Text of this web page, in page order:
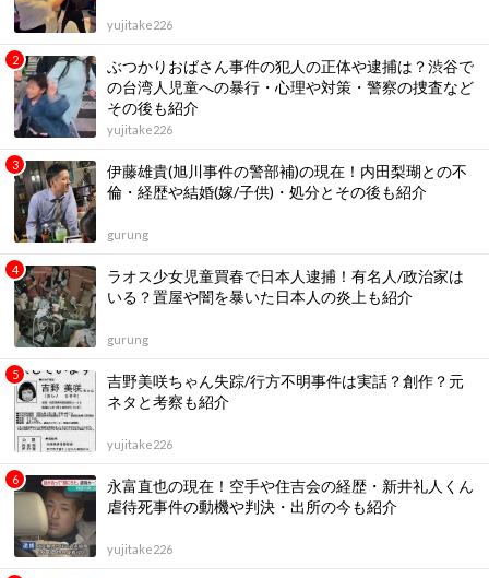
yujitake226
ぶつかりおばさん事件の犯人の正体や逮捕は？渋谷で
の台湾人児童への暴行・心理や対策・警察の捜査など
その後も紹介
yujitake226
伊藤雄貴(旭川事件の警部補)の現在！内田梨瑚との不
倫・経歴や結婚(嫁/子供)・処分とその後も紹介
gurung
ラオス少女児童買春で日本人逮捕！有名人/政治家は
いる？置屋や闇を暴いた日本人の炎上も紹介
gurung
吉野美咲ちゃん失踪/行方不明事件は実話？創作？元
ネタと考察も紹介
yujitake226
永富直也の現在！空手や住吉会の経歴・新井礼人くん
虐待死事件の動機や判決・出所の今も紹介
yujitake226